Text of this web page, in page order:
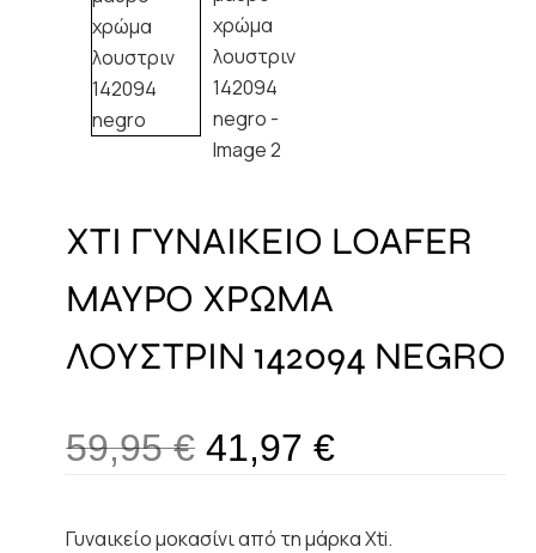
XTI ΓΥΝΑΙΚΕΙΟ LOAFER
ΜΑΥΡΟ ΧΡΩΜΑ
ΛΟΥΣΤΡΙΝ 142094 NEGRO
59,95€ 41,97 €
Γυναικείο μοκασίνι από τη μάρκα Xti.